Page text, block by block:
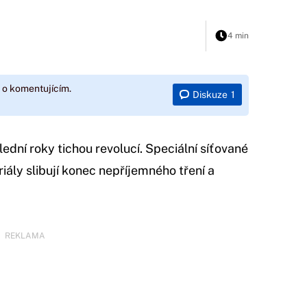
4 min
komentujícím.
Diskuze 1
roky tichou revolucí. Speciální síťované
slibují konec nepříjemného tření a
REKLAMA